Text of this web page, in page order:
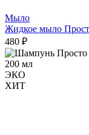
Мыло
Жидкое мыло
480 ₽
ЭКО
ХИТ